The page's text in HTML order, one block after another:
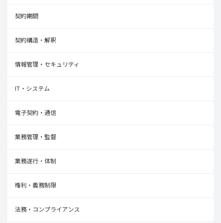
契約期間
契約構造・解釈
情報管理・セキュリティ
IT・システム
電子契約・通信
業務管理・監督
業務遂行・体制
権利・義務制限
法務・コンプライアンス